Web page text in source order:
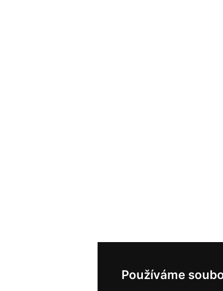
Používáme